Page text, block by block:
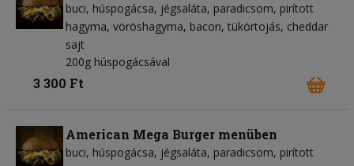
buci húspogácsa jégsaláta paradicsom pirított
hagyma vöröshagyma bacon tükörtojás cheddar
sajt
200g húspogácsával
3 300 Ft
American Mega Burger menüben
buci húspogácsa jégsaláta paradicsom pirított